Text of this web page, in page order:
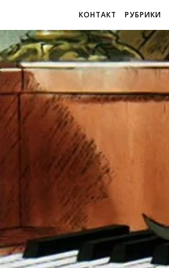
КОНТАКТ РУБРИКИ